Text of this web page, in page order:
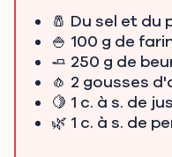
🧂 Du sel et du
🍚 100 g de
🧈 250 g de
🧄 2 gousses
🍋 1 c. à s. de
🌿 1 c. à s. de